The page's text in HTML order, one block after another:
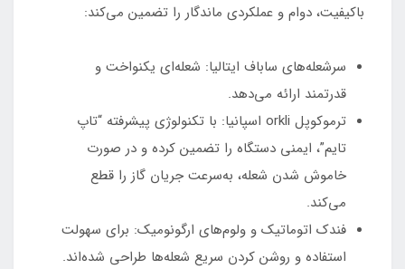
باکیفیت، دوام و عملکردی ماندگار را تضمین می‌کند:
سرشعله‌های ساباف ایتالیا: شعله‌ای یکنواخت و
قدرتمند ارائه می‌دهد.
ترموکوپل orkli اسپانیا: با تکنولوژی پیشرفته “تاپ
تایم”، ایمنی دستگاه را تضمین کرده و در صورت
خاموش شدن شعله، به‌سرعت جریان گاز را قطع
می‌کند.
فندک اتوماتیک و ولوم‌های ارگونومیک: برای سهولت
استفاده و روشن کردن سریع شعله‌ها طراحی شده‌اند.